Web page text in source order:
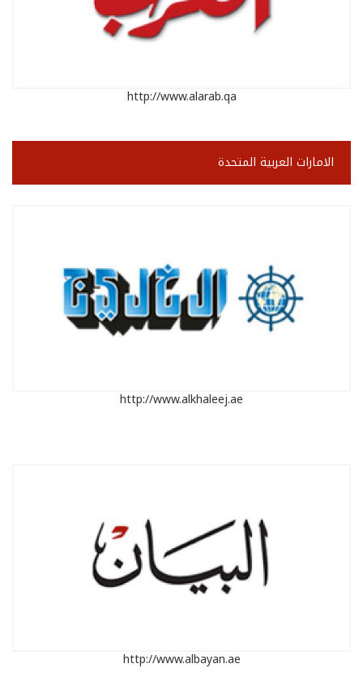
http://www.alarab.qa
الامارات العربية المتحدة
http://www.alkhaleej.ae
http://www.albayan.ae